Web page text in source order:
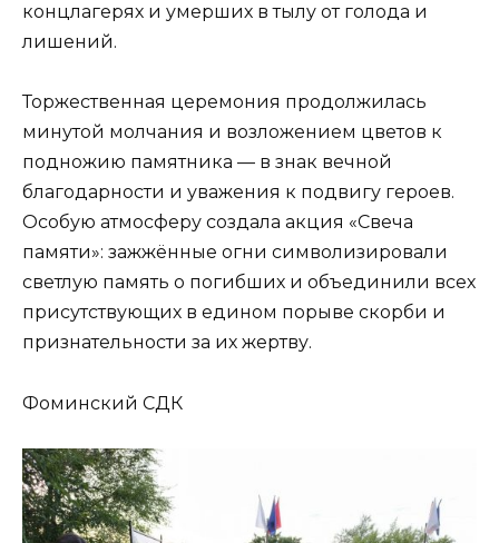
концлагерях и умерших в тылу от голода и
лишений.
Торжественная церемония продолжилась
минутой молчания и возложением цветов к
подножию памятника — в знак вечной
благодарности и уважения к подвигу героев.
Особую атмосферу создала акция «Свеча
памяти»: зажжённые огни символизировали
светлую память о погибших и объединили всех
присутствующих в едином порыве скорби и
признательности за их жертву.
Фоминский СДК